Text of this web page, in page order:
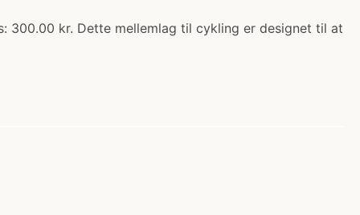
300.00 kr. Dette mellemlag til cykling er designet til at